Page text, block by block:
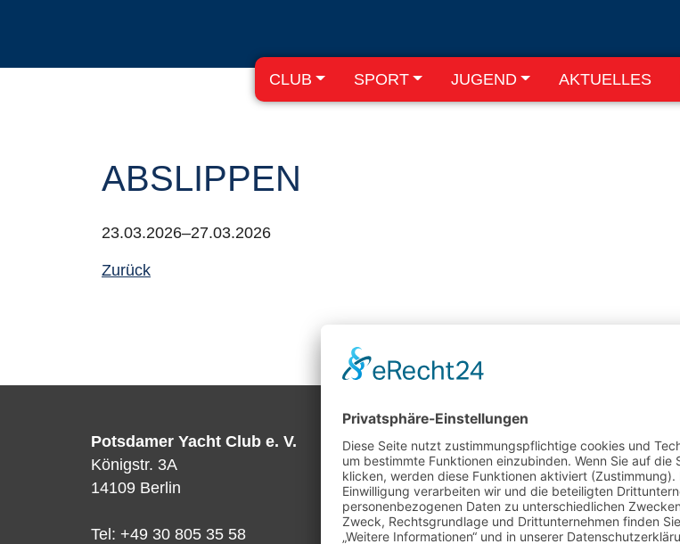
CLUB SPORT JUGEND AKTUELLES
ABSLIPPEN
23.03.2026–27.03.2026
Zurück
Potsdamer Yacht Club e. V.
Königstr. 3A
14109 Berlin
Tel: +49 30 805 35 58